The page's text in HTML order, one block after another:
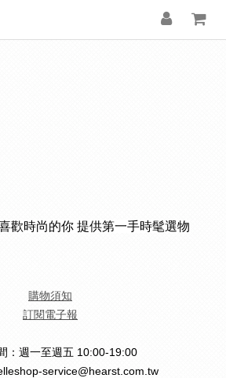
歡時尚的你 提供第一手時髦選物
購物須知
訂閱電子報
：週一至週五 10:00-19:00
service@hearst.com.tw